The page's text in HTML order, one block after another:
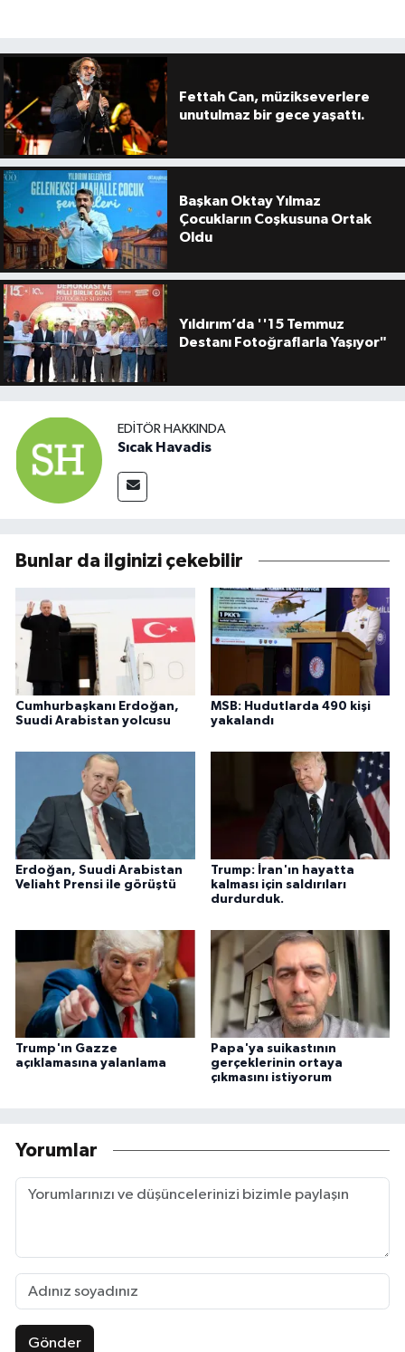
Fettah Can, müzikseverlere
unutulmaz bir gece yaşattı.
Başkan Oktay Yılmaz
Çocukların Coşkusuna Ortak
Oldu
Yıldırım’da ''15 Temmuz
Destanı Fotoğraflarla Yaşıyor"
EDITÖR HAKKINDA
Sıcak Havadis
Bunlar da ilginizi çekebilir
Cumhurbaşkanı Erdoğan,
Suudi Arabistan yolcusu
MSB: Hudutlarda 490 kişi
yakalandı
Erdoğan, Suudi Arabistan
Veliaht Prensi ile görüştü
Trump: İran'ın hayatta
kalması için saldırıları
durdurduk.
Trump'ın Gazze
açıklamasına yalanlama
Papa'ya suikastının
gerçeklerinin ortaya
çıkmasını istiyorum
Yorumlar
Gönder